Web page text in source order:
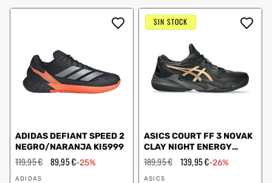
ADIDAS DEFIANT SPEED 2
NEGRO/NARANJA KI5999
Precio
habitual
119,95 € Precio
de
89,95 €-25%
Proveedor:
ADIDAS
SIN STOCK
ASICS COURT FF 3 NOVAK
CLAY NIGHT ENERGY
1041A537 960
Precio
habitual
189,95 € Precio
139,95 €-26%
Proveedor:
ASICS